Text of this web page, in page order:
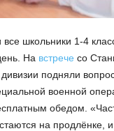
школьники 1-4
На встрече со
подняли
военной
обедом.
на продлёнке,